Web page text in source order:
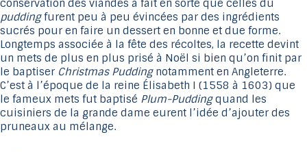
conservation des viandes a fait en sorte que celles du
puddingfurent peu à peu évincées par des ingrédients
sucrés pour en faire un dessert en bonne et due forme.
Longtemps associée à la fête des récoltes, la recette devint
un mets de plus en plus prisé à Noël si bien qu’on finit par
le baptiser Christmas Puddingnotamment en Angleterre.
C’est à l’époque de la reine Élisabeth I (1558 à 1603) que
le fameux mets fut baptisé Plum-Puddingquand les
cuisiniers de la grande dame eurent l’idée d’ajouter des
pruneaux au mélange.